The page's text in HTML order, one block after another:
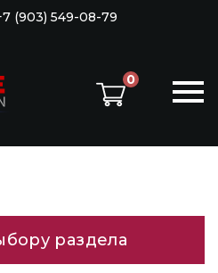
(903) 549-08-79
0
раздела